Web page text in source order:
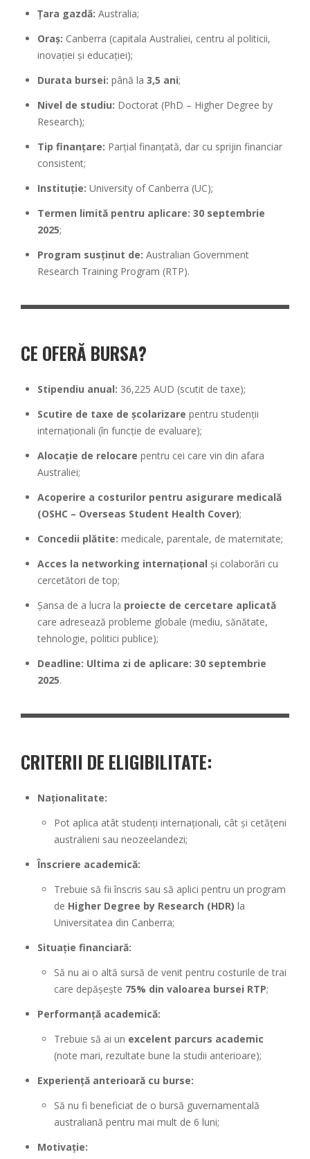
Țara gazdă: Australia;
Oraș: Canberra (capitala Australiei, centru al politicii,
inovației și educației);
Durata bursei: până la 3,5 ani;
Nivel de studiu: Doctorat (PhD – Higher Degree by
Research);
Tip finanțare: Parțial finanțată, dar cu sprijin financiar
consistent;
Instituție: University of Canberra (UC);
Termen limită pentru aplicare: 30 septembrie
2025;
Program susținut de: Australian Government
Research Training Program (RTP).
CE OFERĂ BURSA?
Stipendiu anual: 36,225 AUD (scutit de taxe);
Scutire de taxe de școlarizare pentru studenții
internaționali (în funcție de evaluare);
Alocație de relocare pentru cei care vin din afara
Australiei;
Acoperire a costurilor pentru asigurare medicală
(OSHC – Overseas Student Health Cover);
Concedii plătite: medicale, parentale, de maternitate;
Acces la networking internațional și colaborări cu
cercetători de top;
Șansa de a lucra la proiecte de cercetare aplicată
care adresează probleme globale (mediu, sănătate,
tehnologie, politici publice);
Deadline: Ultima zi de aplicare: 30 septembrie
2025.
CRITERII DE ELIGIBILITATE:
Naționalitate:
Pot aplica atât studenți internaționali, cât și cetățeni
australieni sau neozeelandezi;
Înscriere academică:
Trebuie să fii înscris sau să aplici pentru un program
de Higher Degree by Research (HDR) la
Universitatea din Canberra;
Situație financiară:
Să nu ai o altă sursă de venit pentru costurile de trai
care depășește 75% din valoarea bursei RTP;
Performanță academică:
Trebuie să ai un excelent parcurs academic
(note mari, rezultate bune la studii anterioare);
Experiență anterioară cu burse:
Să nu fi beneficiat de o bursă guvernamentală
australiană pentru mai mult de 6 luni;
Motivație: